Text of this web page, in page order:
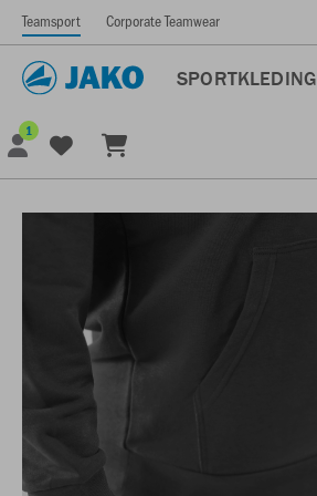
Teamsport Corporate Teamwear
SPORTKLEDING
1